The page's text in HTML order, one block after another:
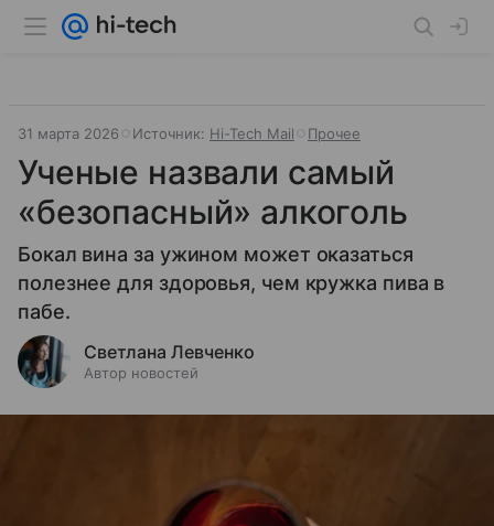
31 марта 2026 Источник: Hi-Tech Mail Прочее
Ученые назвали самый
«безопасный» алкоголь
Бокал вина за ужином может оказаться
полезнее для здоровья, чем кружка пива в
пабе.
Светлана Левченко
Автор новостей